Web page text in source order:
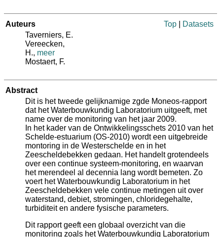
Auteurs Top
Datasets
Taverniers, E.
Vereecken,
H., meer
Mostaert, F.
Abstract
Dit is het tweede gelijknamige zgde Moneos-rapport
dat het Waterbouwkundig Laboratorium uitgeeft, met
name over de monitoring van het jaar 2009.
In het kader van de Ontwikkelingsschets 2010 van het
Schelde-estuarium (OS-2010) wordt een uitgebreide
montoring in de Westerschelde en in het
Zeescheldebekken gedaan. Het handelt grotendeels
over een continue systeem-monitoring, en waarvan
het merendeel al decennia lang wordt bemeten. Zo
voert het Waterbouwkundig Laboratorium in het
Zeescheldebekken vele continue metingen uit over
waterstand, debiet, stromingen, chloridegehalte,
turbiditeit en andere fysische parameters.
Dit rapport geeft een globaal overzicht van die
monitoring zoals het Waterbouwkundig Laboratorium